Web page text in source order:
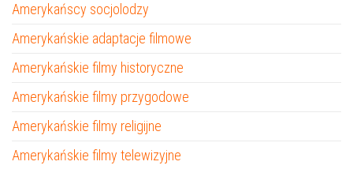
Amerykańscy socjolodzy
Amerykańskie adaptacje filmowe
Amerykańskie filmy historyczne
Amerykańskie filmy przygodowe
Amerykańskie filmy religijne
Amerykańskie filmy telewizyjne